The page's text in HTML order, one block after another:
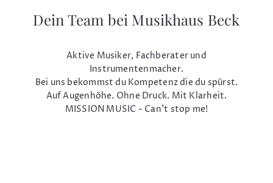
Dein Team bei Musikhaus Beck
Aktive Musiker, Fachberater und
Instrumentenmacher.
Bei uns bekommst du Kompetenz die du spürst.
Auf Augenhöhe. Ohne Druck. Mit Klarheit.
MISSION MUSIC - Can't stop me!